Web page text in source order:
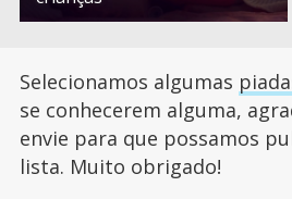
Selecionamos algumas
se conhecerem alguma,
envie para que possamos
lista. Muito obrigado!